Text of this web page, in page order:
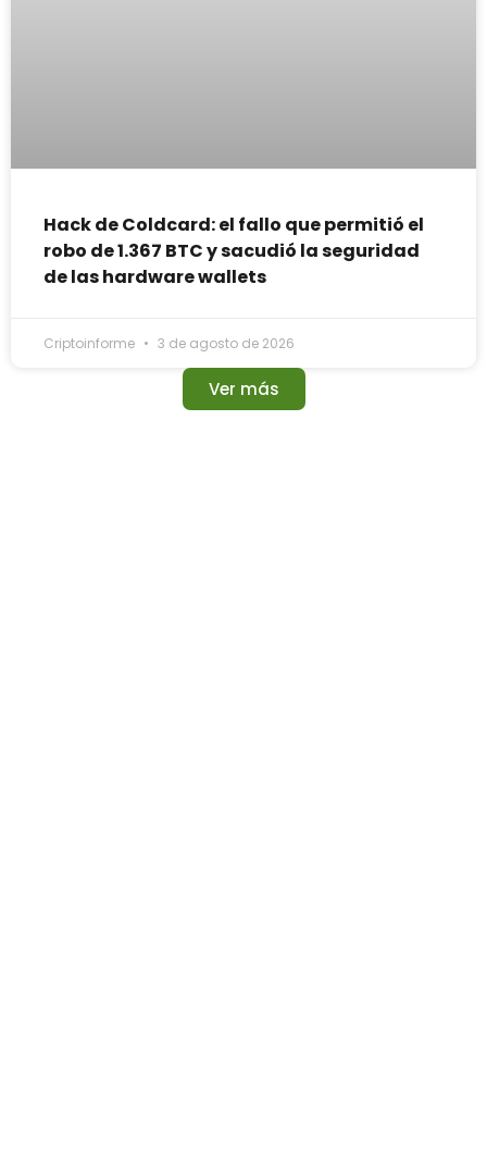
Hack de Coldcard: el fallo que permitió el
robo de 1.367 BTC y sacudió la seguridad
de las hardware wallets
Criptoinforme 3 de agosto de 2026
Ver más